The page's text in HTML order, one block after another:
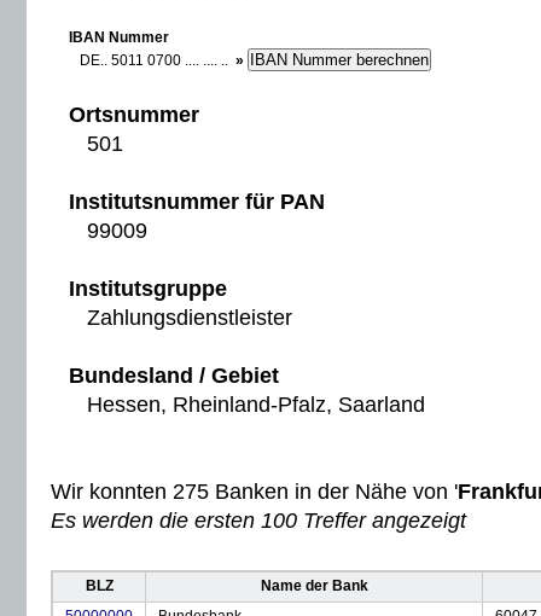
IBAN Nummer
DE.. 5011 0700 .... .... .. »
Ortsnummer
501
Institutsnummer für PAN
99009
Institutsgruppe
Zahlungsdienstleister
Bundesland / Gebiet
Hessen, Rheinland-Pfalz, Saarland
Wir konnten 275 Banken in der Nähe von '
Es werden die ersten 100 Treffer angezeigt
BLZ
Name der Bank